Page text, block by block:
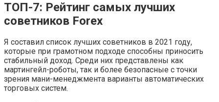
ТОП-7: Рейтинг самых лучших
советников Forex
Я составил список лучших советников в 2021 году,
которые при грамотном подходе способны приносить
стабильный доход. Среди них представлены как
мартингейл-роботы, так и более безопасные с точки
зрения мани-менеджмента варианты автоматических
торговых систем.